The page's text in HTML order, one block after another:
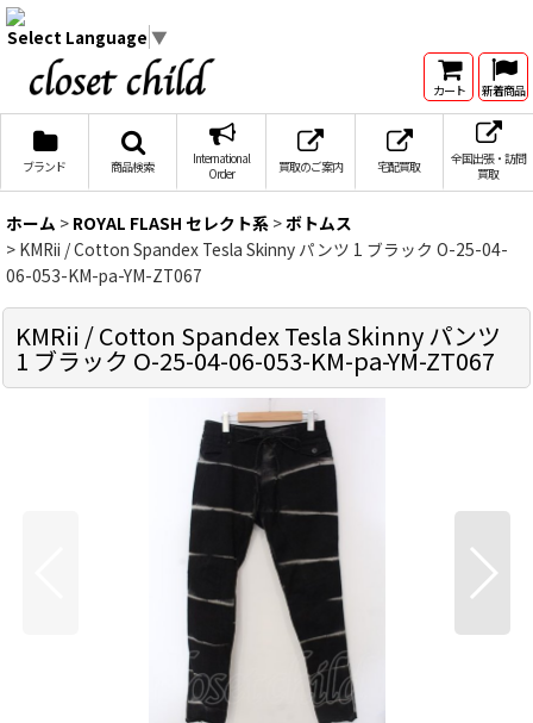
Select Language ▼
カート 新着商品
ブランド 商品検索
International
Order
買取のご案内 宅配買取
全国出張・訪問
買取
ホーム > ROYAL FLASH セレクト系 >ボトムス
> KMRii / Cotton Spandex Tesla Skinny パンツ 1 ブラック O-25-04-
06-053-KM-pa-YM-ZT067
KMRii / Cotton Spandex Tesla Skinny パンツ
1 ブラック O-25-04-06-053-KM-pa-YM-ZT067